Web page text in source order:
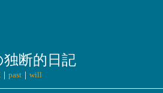
独断的日記
｜ past｜ will